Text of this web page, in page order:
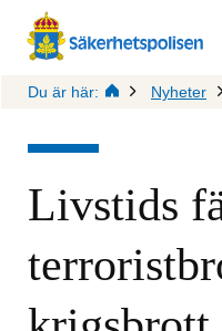
Du är här: Nyheter
Livstids